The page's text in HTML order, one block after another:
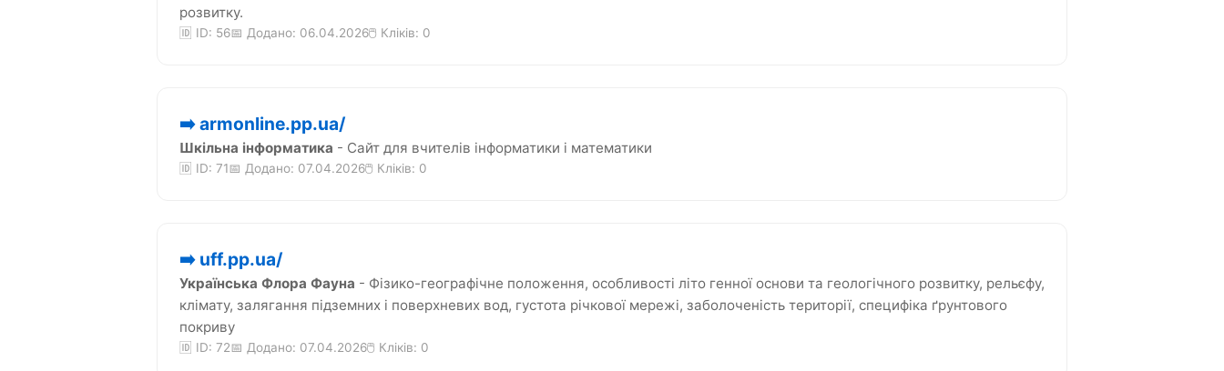
розвитку.
🆔 ID: 56📅 Додано: 06.04.2026🖱️ Кліків: 0
➡️ armonline.pp.ua/
Шкільна інформатика - Сайт для вчителів інформатики і математики
🆔 ID: 71📅 Додано: 07.04.2026🖱️ Кліків: 0
➡️ uff.pp.ua/
Українська Флора Фауна - Фізико-географічне положення, особливості літо генної основи та геологічного розвитку, рельєфу,
клімату, залягання підземних і поверхневих вод, густота річкової мережі, заболоченість території, специфіка ґрунтового
покриву
🆔 ID: 72📅 Додано: 07.04.2026🖱️ Кліків: 0